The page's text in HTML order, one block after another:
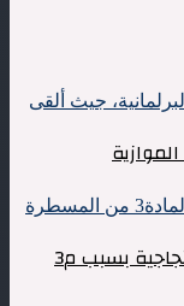
بسبب م3